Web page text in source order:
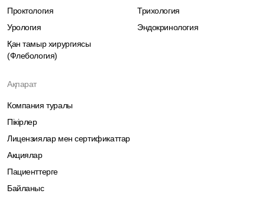
Проктология
Трихология
Урология
Эндокринология
Қан тамыр хирургиясы
(Флебология)
Ақпарат
Компания туралы
Пікірлер
Лицензиялар мен сертификаттар
Акциялар
Пациенттерге
Байланыс